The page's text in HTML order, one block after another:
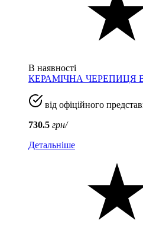
В наявності
КЕРАМІЧНА ЧЕРЕПИЦЯ
від офіційного
730.5 грн/
Детальніше